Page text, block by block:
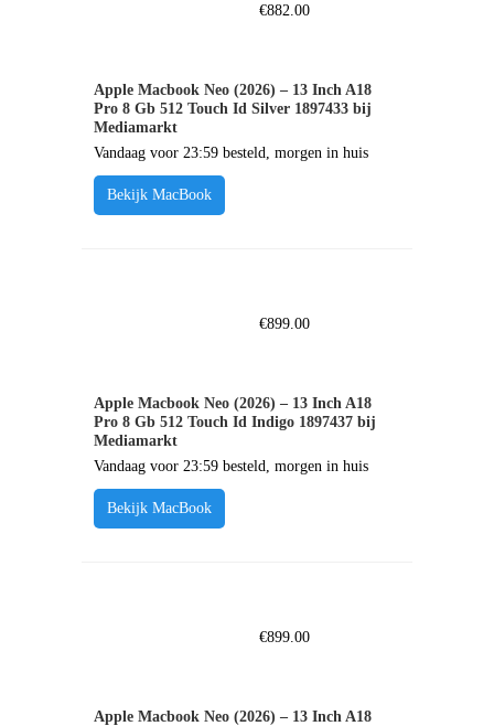
€882.00
Apple Macbook Neo (2026) – 13 Inch A18
Pro 8 Gb 512 Touch Id Silver 1897433 bij
Mediamarkt
Vandaag voor 23:59 besteld, morgen in huis
Bekijk MacBook
€899.00
Apple Macbook Neo (2026) – 13 Inch A18
Pro 8 Gb 512 Touch Id Indigo 1897437 bij
Mediamarkt
Vandaag voor 23:59 besteld, morgen in huis
Bekijk MacBook
€899.00
Apple Macbook Neo (2026) – 13 Inch A18